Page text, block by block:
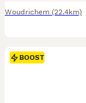
Woudrichem (22.4km)
BOOST